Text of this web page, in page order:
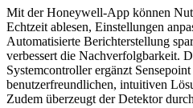
Mit der Honeywell-App können
Echtzeit ablesen, Einstellungen
Automatisierte Berichterstellung
verbessert die Nachverfolgbarkeit.
Systemcontroller ergänzt
benutzerfreundlichen, intuitiven
Zudem überzeugt der Detektor